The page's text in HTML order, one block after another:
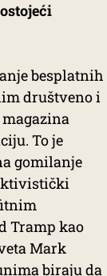
besplatnih
društveno i
To je
gomilanje
Tramp kao
Mark
biraju da